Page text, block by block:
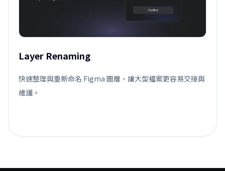
Layer Renaming
快速整理與重新命名 Figma 圖層，讓大型檔案更容易交接與
維護。